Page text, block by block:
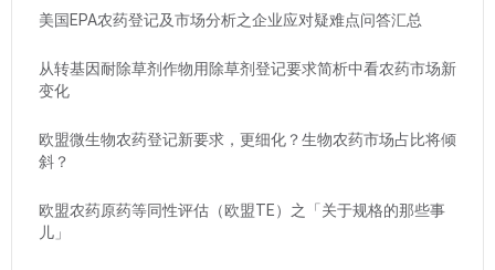
美国EPA农药登记及市场分析之企业应对疑难点问答汇总
从转基因耐除草剂作物用除草剂登记要求简析中看农药市场新
变化
欧盟微生物农药登记新要求，更细化？生物农药市场占比将倾
斜？
欧盟农药原药等同性评估（欧盟TE）之「关于规格的那些事
儿」